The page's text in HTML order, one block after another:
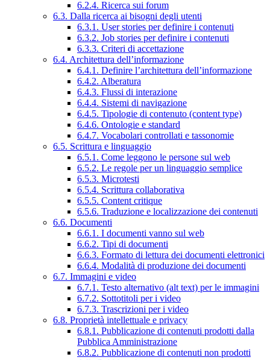
6.2.4. Ricerca sui forum
6.3. Dalla ricerca ai bisogni degli utenti
6.3.1. User stories per definire i contenuti
6.3.2. Job stories per definire i contenuti
6.3.3. Criteri di accettazione
6.4. Architettura dell’informazione
6.4.1. Definire l’architettura dell’informazione
6.4.2. Alberatura
6.4.3. Flussi di interazione
6.4.4. Sistemi di navigazione
6.4.5. Tipologie di contenuto (content type)
6.4.6. Ontologie e standard
6.4.7. Vocabolari controllati e tassonomie
6.5. Scrittura e linguaggio
6.5.1. Come leggono le persone sul web
6.5.2. Le regole per un linguaggio semplice
6.5.3. Microtesti
6.5.4. Scrittura collaborativa
6.5.5. Content critique
6.5.6. Traduzione e localizzazione dei contenuti
6.6. Documenti
6.6.1. I documenti vanno sul web
6.6.2. Tipi di documenti
6.6.3. Formato di lettura dei documenti elettronici
6.6.4. Modalità di produzione dei documenti
6.7. Immagini e video
6.7.1. Testo alternativo (alt text) per le immagini
6.7.2. Sottotitoli per i video
6.7.3. Trascrizioni per i video
6.8. Proprietà intellettuale e privacy
6.8.1. Pubblicazione di contenuti prodotti dalla
Pubblica Amministrazione
6.8.2. Pubblicazione di contenuti non prodotti